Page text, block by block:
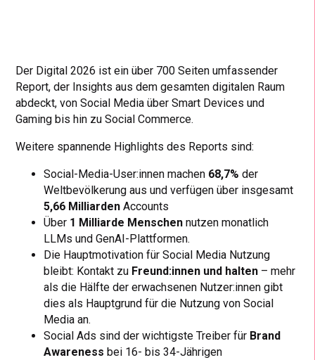
Der Digital 2026 ist ein über 700 Seiten umfassender
Report, der Insights aus dem gesamten digitalen Raum
abdeckt, von Social Media über Smart Devices und
Gaming bis hin zu Social Commerce.
Weitere spannende Highlights des Reports sind:
Social-Media-User:innen machen 68,7%der
Weltbevölkerung aus und verfügen über insgesamt
5,66 Milliarden Accounts
Über 1 Milliarde Menschen nutzen monatlich
LLMs und GenAI-Plattformen.
Die Hauptmotivation für Social Media Nutzung
bleibt: Kontakt zu Freund:innen und halten – mehr
als die Hälfte der erwachsenen Nutzer:innen gibt
dies als Hauptgrund für die Nutzung von Social
Media an.
Social Ads sind der wichtigste Treiber für Brand
Awareness bei 16- bis 34-Jährigen